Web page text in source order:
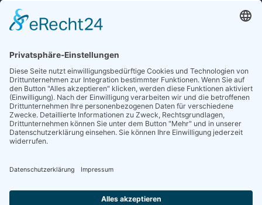
Sieben gute Gründe
für Ihre Mitgliedschaft
NEWSLETTER
Neuigkeiten rund um die Geriatrie und die DGG – regelmäßig in Ihrem
Postfach.